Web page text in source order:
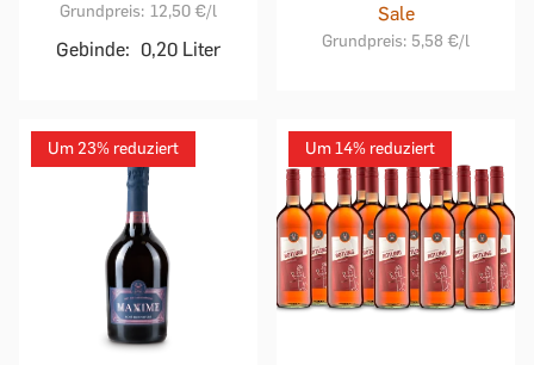
Grundpreis: 12,50 €/l
Gebinde: 0,20 Liter
Sale
Grundpreis: 5,58 €/l
Um 23% reduziert Um 14% reduziert